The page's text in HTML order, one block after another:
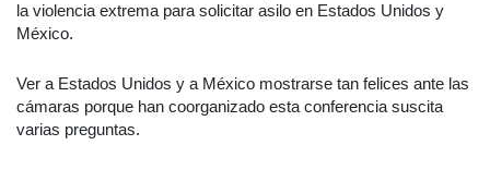
la violencia extrema para solicitar asilo en Estados Unidos y
México.
Ver a Estados Unidos y a México mostrarse tan felices ante las
cámaras porque han coorganizado esta conferencia suscita
varias preguntas.